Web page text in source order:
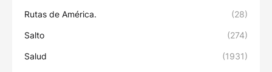
Rutas de América. (28)
Salto (274)
Salud (1931)